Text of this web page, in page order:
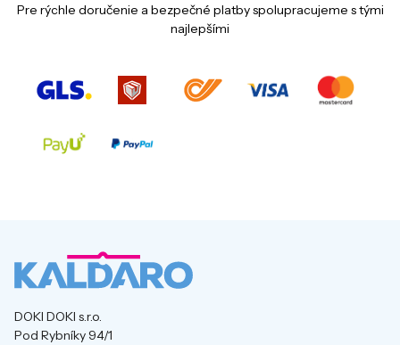
Pre rýchle doručenie a bezpečné platby spolupracujeme s tými
najlepšími
DOKI DOKI s.r.o.
Pod Rybníky 94/1